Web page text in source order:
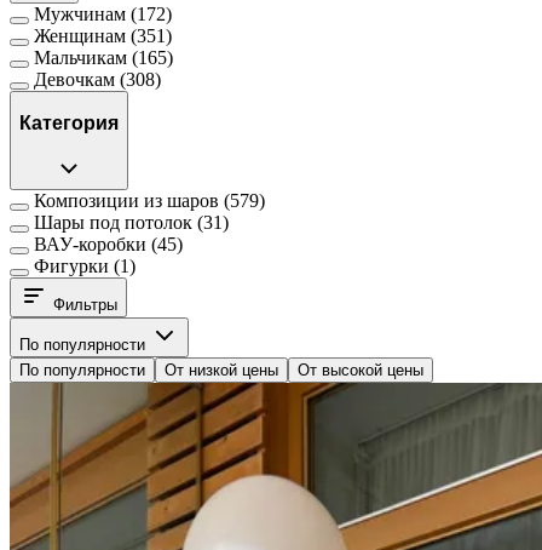
Мужчинам (172)
Женщинам (351)
Мальчикам (165)
Девочкам (308)
Категория
Композиции из шаров (579)
Шары под потолок (31)
ВАУ-коробки (45)
Фигурки (1)
Фильтры
По популярности
По популярности
От низкой цены От высокой цены